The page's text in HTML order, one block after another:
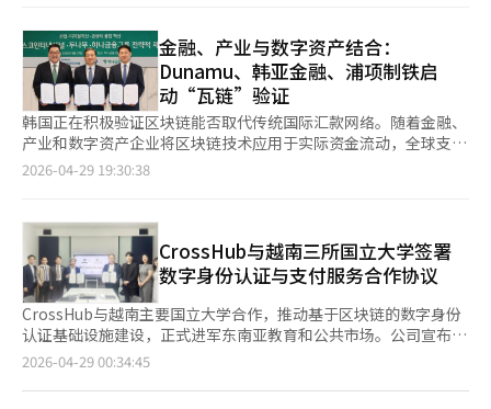
势下，币安也在加强全球监管应对和合规努力。她表示：“我们公
司最大的团队之一就是合规团队，自2013年以来，我们在合规项
目上投资超过2亿1300万美元（约合3200亿韩元）。"※ 本报道经
人工智能（AI）系统翻译与编辑。
券提供法律依据，以创造发行房地产或音源版权的信托收益证券方
式的代币证券的条件。※ 本报道经人工智能（AI）系统翻译与编
辑。
理解。同时，分享Upbit在职员工的职业经验也将对吸引数字资产
领域的人才产生积极影响。 吴京石表示：“我们希望未来金融的
主角青年能够正确理解数字资产行业，并通过与实务专家的交流获
得职业探索的实际帮助，因此准备了此次活动。未来，我们将持续
开展有助于建立健康数字资产生态的教育活动。”※ 本报道经人
工智能（AI）系统翻译与编辑。
统。”※ 本报道经人工智能（AI）系统翻译与编辑。
竞争力，并加速发掘有前景的全球新业务。同时，KB金融正加强
与全球稳定币领导者泰达币和Circle的合作，积极参与数字资产市
场的竞争。此外，还签署了与韩国银行主导的“汉江项目”第二阶
段的合作协议。※ 本报道经人工智能（AI）系统翻译与编辑。
金融、产业与数字资产结合：
Dunamu、韩亚金融、浦项制铁启
动“瓦链”验证
韩国正在积极验证区块链能否取代传统国际汇款网络。随着金融、
产业和数字资产企业将区块链技术应用于实际资金流动，全球支付
结构可能发生变化。29日，Dunamu宣布与韩亚金融集团、浦项
汇款主要依赖SWIFT网络，需经过多家中介银行，处理时间长且费
用高。此次合作将验证区块链能否通过改进速度和降低成本来替代
现有结构。此前，Dunamu与韩亚金融集团已完成基于区块链的跨
境汇款技术验证（PoC），用“瓦链”上的区块链消息替代传统
SWIFT方式，确认了处理速度和成本的改进。随着浦项国际的加
入，合作范围扩大至全球贸易结算。计划将浦项国际的全球供应链
和贸易数据与区块链连接，提高交易透明度和结算效率。技术上，
Dunamu的Layer2结构和隐私协议是核心。瓦链通过“包袱”协
议保护交易信息，同时实现验证，确保金融交易的安全性和透明
2026-04-29 19:30:38
CrossHub与越南三所国立大学签署
数字身份认证与支付服务合作协议
CrossHub与越南主要国立大学合作，推动基于区块链的数字身份
认证基础设施建设，正式进军东南亚教育和公共市场。公司宣布在
信息通信产业振兴院河内IT支持中心与岘港大学师范大学、河内国
协议不仅是学生证的数字化转型，还结合了区块链分布式身份认证
2026-04-29 00:34:45
页